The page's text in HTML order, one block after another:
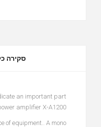
סקירה
an important part
amplifier X-A1200.
of equipment.. A mono